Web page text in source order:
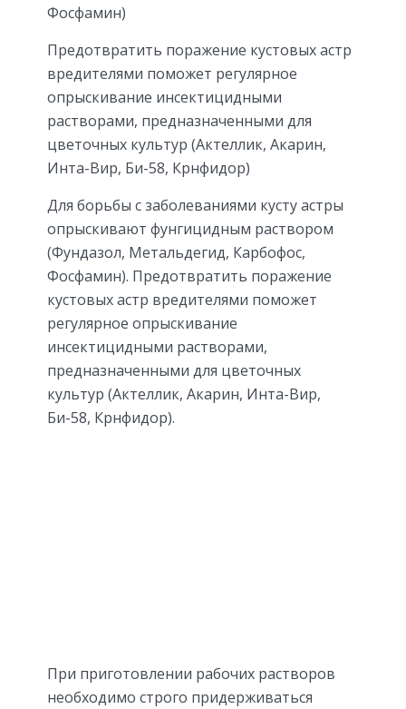
Фосфамин)
Предотвратить поражение кустовых астр
вредителями поможет регулярное
опрыскивание инсектицидными
растворами, предназначенными для
цветочных культур (Актеллик, Акарин,
Инта-Вир, Би-58, Крнфидор)
Для борьбы с заболеваниями кусту астры
опрыскивают фунгицидным раствором
(Фундазол, Метальдегид, Карбофос,
Фосфамин). Предотвратить поражение
кустовых астр вредителями поможет
регулярное опрыскивание
инсектицидными растворами,
предназначенными для цветочных
культур (Актеллик, Акарин, Инта-Вир,
Би-58, Крнфидор).
При приготовлении рабочих растворов
необходимо строго придерживаться